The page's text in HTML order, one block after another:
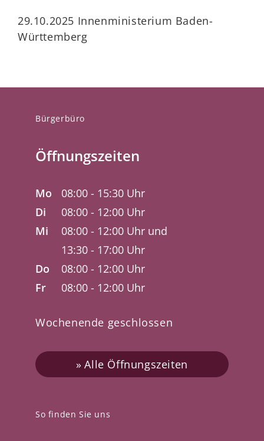
29.10.2025 Innenministerium Baden-
Württemberg
So finden Sie uns
Bürgerbüro
Öffnungszeiten
Mo
08:00 - 15:30 Uhr
Di
08:00 - 12:00 Uhr
Mi
08:00 - 12:00 Uhr und
13:30 - 17:00 Uhr
Do
08:00 - 12:00 Uhr
Fr
08:00 - 12:00 Uhr
Wochenende geschlossen
Alle Öffnungszeiten